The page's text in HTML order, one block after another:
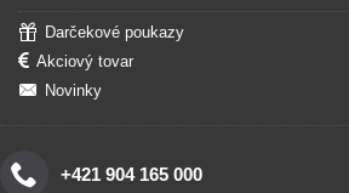
Darčekové poukazy
Akciový tovar
Novinky
+421 904 165 000